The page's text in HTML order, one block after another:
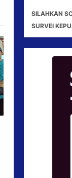
SILAHKAN
SURVEI